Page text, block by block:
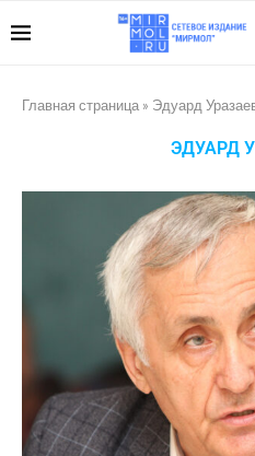
Главная страница » Эдуард
ЭДУАРД